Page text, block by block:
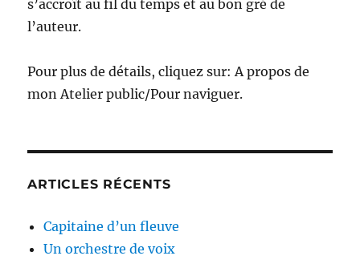
s’accroît au fil du temps et au bon gré de
l’auteur.
Pour plus de détails, cliquez sur: A propos de
mon Atelier public/Pour naviguer.
ARTICLES RÉCENTS
Capitaine d’un fleuve
Un orchestre de voix